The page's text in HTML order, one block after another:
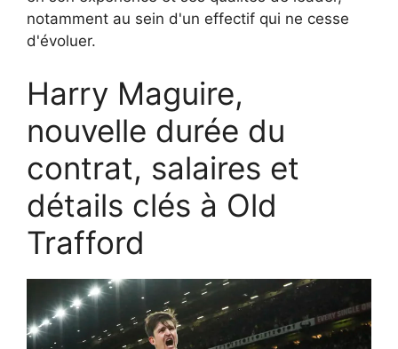
notamment au sein d'un effectif qui ne cesse
d'évoluer.
Harry Maguire,
nouvelle durée du
contrat, salaires et
détails clés à Old
Trafford